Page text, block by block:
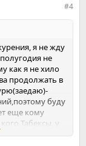
#4
я не жду
не
как я не хило
продолжать в
буду
еще кому
Табексы, у